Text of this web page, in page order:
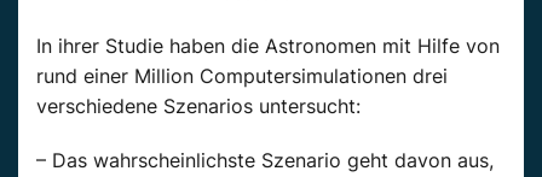
In ihrer Studie haben die Astronomen mit Hilfe von
rund einer Million Computersimulationen drei
verschiedene Szenarios untersucht:
– Das wahrscheinlichste Szenario geht davon aus,